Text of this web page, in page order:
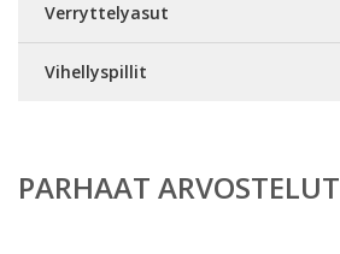
Verryttelyasut
Vihellyspillit
PARHAAT ARVOSTELUT